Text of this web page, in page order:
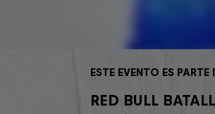
ESTE EVENTO ES PARTE
RED BULL